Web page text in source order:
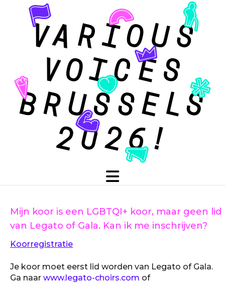
Mijn koor is een LGBTQI+ koor, maar geen lid
van Legato of Gala. Kan ik me inschrijven?
Koorregistratie
Je koor moet eerst lid worden van Legato of Gala.
Ga naar www.legato-choirs.com of